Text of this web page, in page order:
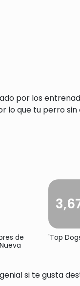
por los
lo que tu perro sin
de
'Top
si te gusta